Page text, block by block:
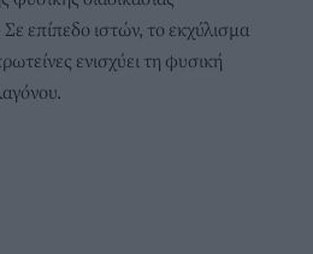
επίπεδο ιστών, το εκχύλισμα
ενισχύει τη φυσική